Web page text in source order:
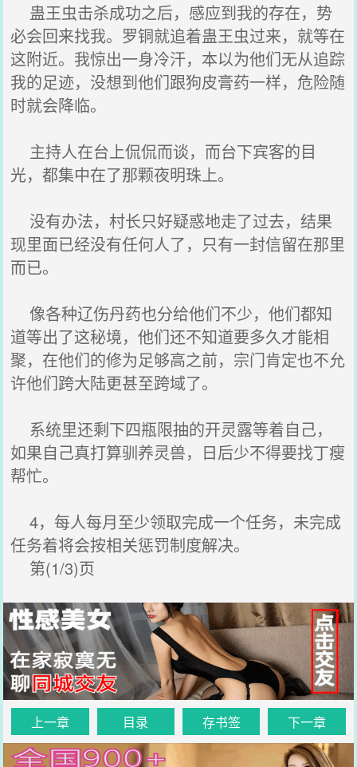
蛊王虫击杀成功之后，感应到我的存在，势
必会回来找我。罗铜就追着蛊王虫过来，就等在
这附近。我惊出一身冷汗，本以为他们无从追踪
我的足迹，没想到他们跟狗皮膏药一样，危险随
时就会降临。
主持人在台上侃侃而谈，而台下宾客的目
光，都集中在了那颗夜明珠上。
没有办法，村长只好疑惑地走了过去，结果
现里面已经没有任何人了，只有一封信留在那里
而已。
像各种辽伤丹药也分给他们不少，他们都知
道等出了这秘境，他们还不知道要多久才能相
聚，在他们的修为足够高之前，宗门肯定也不允
许他们跨大陆更甚至跨域了。
系统里还剩下四瓶限抽的开灵露等着自己，
如果自己真打算驯养灵兽，日后少不得要找丁瘦
帮忙。
4，每人每月至少领取完成一个任务，未完成
任务着将会按相关惩罚制度解决。
第(1/3)页
上一章 目录 存书签 下一章